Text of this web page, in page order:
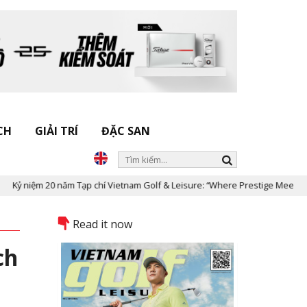
GIẢI TRÍ ĐẶC SAN
Tạp chí Vietnam Golf & Leisure: “Where Prestige Meets Legacy”
Read it now